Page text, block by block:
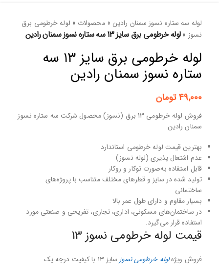
لوله سه ستاره نسوز سمنان رادین »محصولات » لوله خرطومی برق
نسوز »لوله خرطومی برق سایز 13 سه ستاره نسوز سمنان رادین
لوله خرطومی برق سایز ۱۳ سه
ستاره نسوز سمنان رادین
49,000 تومان
فروش لوله خرطومی 13 برق (نسوز) محصول شرکت سه ستاره نسوز
سمنان رادین
بهترین قیمت لوله خرطومی استاندارد
عدم اشتعال پذیری (لوله نسوز)
قابل استفاده به‌صورت توکار و روکار
تولید شده در سایز و قطرهای مختلف متناسب با پروژه‌های
ساختمانی
بسیار مقاوم و دارای طول عمر بالا
در ساختمان‌های مسکونی، اداری، تجاری، تفریحی و صنعتی مورد
استفاده قرار می‌گیرد.
قیمت لوله خرطومی نسوز 13
فروش ویژهلوله خرطومی نسوز سایز ۱۳ با کیفیت درجه یک